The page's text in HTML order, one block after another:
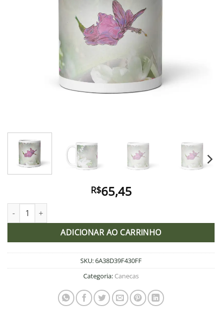
R$65,45
Caneca quantidade
ADICIONAR AO CARRINHO
SKU:6A38D39F430FF
Categoria: Canecas